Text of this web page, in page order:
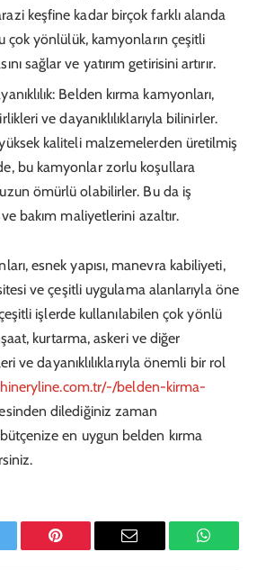
keşfine kadar birçok farklı alanda
çok yönlülük, kamyonların çeşitli
sağlar ve yatırım getirisini artırır.
Belden kırma kamyonları,
ve dayanıklılıklarıyla bilinirler.
yüksek kaliteli malzemelerden üretilmiş
bu kamyonlar zorlu koşullara
ömürlü olabilirler. Bu da iş
bakım maliyetlerini azaltır.
esnek yapısı, manevra kabiliyeti,
ve çeşitli uygulama alanlarıyla öne
işlerde kullanılabilen çok yönlü
kurtarma, askeri ve diğer
ve dayanıklılıklarıyla önemli bir rol
belden-kirma-
dilediğiniz zaman
en uygun belden kırma
Pinterest
E-